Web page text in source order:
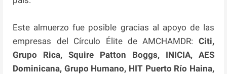
Este almuerzo fue posible gracias al apoyo de las
empresas del Círculo Élite de AMCHAMDR: Citi,
Grupo Rica, Squire Patton Boggs, INICIA, AES
Dominicana, Grupo Humano, HIT Puerto Río Haina,